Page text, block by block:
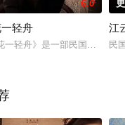
6.0
轻舟
一轻舟》是一部民国、爱情
江
民